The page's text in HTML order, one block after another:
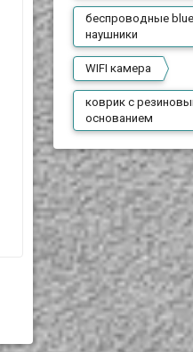
беспроводные
наушники
WIFI камера
коврик с
основанием